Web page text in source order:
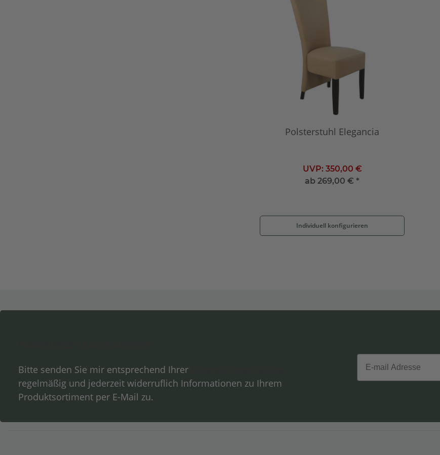
Polsterstuhl Elegancia
UVP: 350,00 €
ab 269,00 € *
Individuell konfigurieren
Bitte senden Sie mir entsprechend Ihrer
regelmäßig und jederzeit widerruflich Informationen zu Ihrem
Produktsortiment per E-Mail zu.
Email